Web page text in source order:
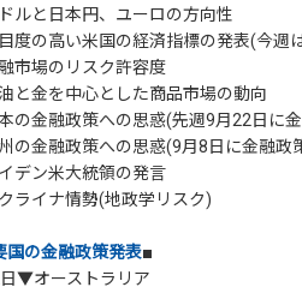
ルと日本円、ユーロの方向性
度の高い米国の経済指標の発表(今週
市場のリスク許容度
と金を中心とした商品市場の動向
の金融政策への思惑(先週9月22日に
の金融政策への思惑(9月8日に金融政
デン米大統領の発言
ライナ情勢(地政学リスク)
国の金融政策発表■
▼オーストラリア